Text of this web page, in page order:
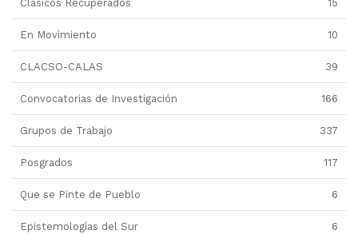
Clásicos Recuperados 15
En Movimiento 10
CLACSO-CALAS 39
Convocatorias de Investigación 166
Grupos de Trabajo 337
Posgrados 117
Que se Pinte de Pueblo 6
Epistemologías del Sur 6